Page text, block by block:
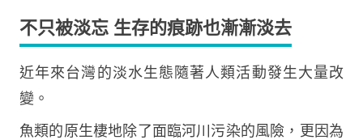
不只被淡忘 生存的痕跡也漸漸淡去
近年來台灣的淡水生態隨著人類活動發生大量改
變。
魚類的原生棲地除了面臨河川污染的風險，更因為